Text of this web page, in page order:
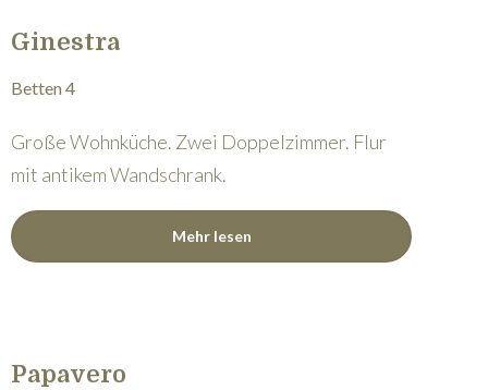
Ginestra
Betten 4
Große Wohnküche. Zwei Doppelzimmer. Flur
mit antikem Wandschrank.
Mehr lesen
Papavero